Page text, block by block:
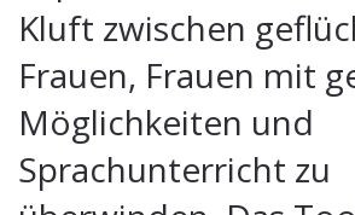
Kluft zwischen
Frauen, Frauen mit
Möglichkeiten und
Sprachunterricht zu